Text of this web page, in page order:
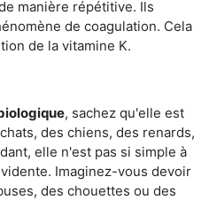
manière répétitive. Ils
de coagulation. Cela
de la vitamine K.
, sachez qu'elle est
des chiens, des renards,
elle n'est pas si simple à
Imaginez-vous devoir
des chouettes ou des